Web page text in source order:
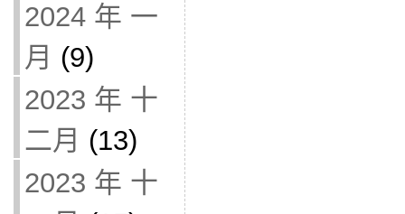
2024 年 一
月 (9)
2023 年 十
二月 (13)
2023 年 十